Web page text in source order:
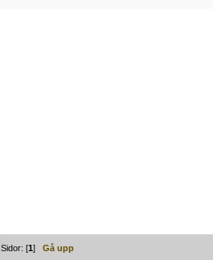
Sidor: [1]Gå upp